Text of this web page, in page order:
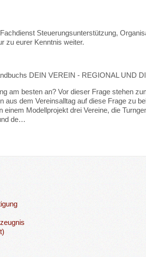
Steuerungsunterstützung,
zu eurer Kenntnis weiter.
DEIN VEREIN - REGIONAL UND
am besten an? Vor dieser Frage stehen
aus dem Vereinsalltag auf diese Frage zu
Modellprojekt drei Vereine, die
de…